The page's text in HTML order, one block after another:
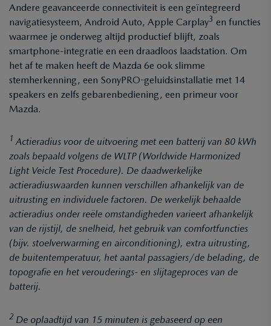
Andere geavanceerde connectiviteit is een geïntegreerd
navigatiesysteem, Android Auto, Apple Carplay3 en functies
waarmee je onderweg altijd productief blijft, zoals
smartphone-integratie en een draadloos laadstation. Om
het af te maken heeft de Mazda 6e ook slimme
stemherkenning, een SonyPRO-geluidsinstallatie met 14
speakers en zelfs gebarenbediening, een primeur voor
Mazda.
1 Actieradius voor de uitvoering met een batterij van 80 kWh
zoals bepaald volgens de WLTP (Worldwide Harmonized
Light Veicle Test Procedure). De daadwerkelijke
actieradiuswaarden kunnen verschillen afhankelijk van de
uitrusting en individuele factoren. De werkelijk behaalde
actieradius onder reële omstandigheden varieert afhankelijk
van de rijstijl, de snelheid, het gebruik van comfortfuncties
(bijv. stoelverwarming en airconditioning), extra uitrusting,
de buitentemperatuur, het aantal passagiers/de belading, de
topografie en het verouderings- en slijtageproces van de
batterij.
2 De oplaadtijd van 15 minuten is gebaseerd op een